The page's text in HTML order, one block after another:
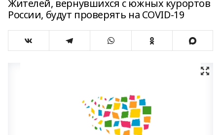
Жителей, вернувшихся с южных курортов
России, будут проверять на COVID-19